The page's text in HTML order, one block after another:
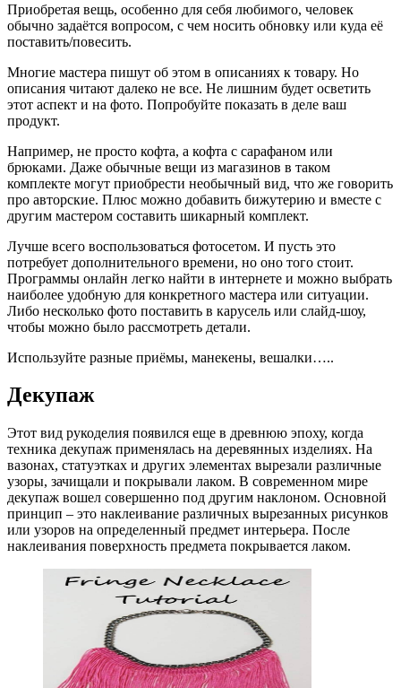
Приобретая вещь, особенно для себя любимого, человек
обычно задаётся вопросом, с чем носить обновку или куда её
поставить/повесить.
Многие мастера пишут об этом в описаниях к товару. Но
описания читают далеко не все. Не лишним будет осветить
этот аспект и на фото. Попробуйте показать в деле ваш
продукт.
Например, не просто кофта, а кофта с сарафаном или
брюками. Даже обычные вещи из магазинов в таком
комплекте могут приобрести необычный вид, что же говорить
про авторские. Плюс можно добавить бижутерию и вместе с
другим мастером составить шикарный комплект.
Лучше всего воспользоваться фотосетом. И пусть это
потребует дополнительного времени, но оно того стоит.
Программы онлайн легко найти в интернете и можно выбрать
наиболее удобную для конкретного мастера или ситуации.
Либо несколько фото поставить в карусель или слайд-шоу,
чтобы можно было рассмотреть детали.
Используйте разные приёмы, манекены, вешалки…..
Декупаж
Этот вид рукоделия появился еще в древнюю эпоху, когда
техника декупаж применялась на деревянных изделиях. На
вазонах, статуэтках и других элементах вырезали различные
узоры, зачищали и покрывали лаком. В современном мире
декупаж вошел совершенно под другим наклоном. Основной
принцип – это наклеивание различных вырезанных рисунков
или узоров на определенный предмет интерьера. После
наклеивания поверхность предмета покрывается лаком.